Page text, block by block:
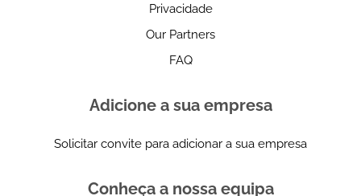
Privacidade
Our Partners
FAQ
Adicione a sua empresa
Solicitar convite para adicionar a sua empresa
Conheça a nossa equipa